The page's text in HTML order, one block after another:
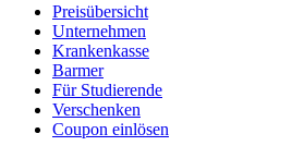
Preisübersicht
Unternehmen
Krankenkasse
Barmer
Für Studierende
Ver­schen­ken
Coupon einlösen